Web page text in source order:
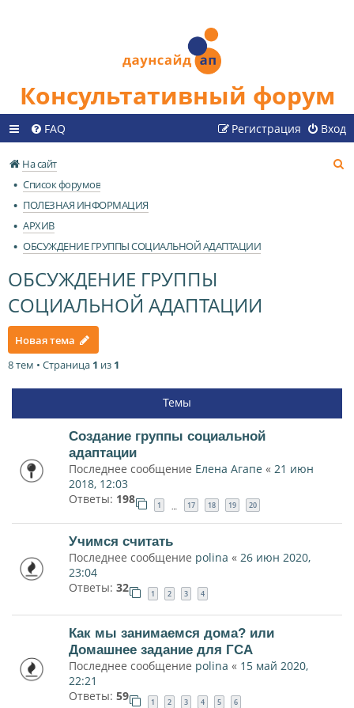
Консультативный форум
FAQ Вход
Регистрация
На сайт
Список форумов
ПОЛЕЗНАЯ ИНФОРМАЦИЯ
АРХИВ
ОБСУЖДЕНИЕ ГРУППЫ СОЦИАЛЬНОЙ АДАПТАЦИИ
ОБСУЖДЕНИЕ ГРУППЫ
СОЦИАЛЬНОЙ АДАПТАЦИИ
Новая тема
8 тем • Страница 1 из 1
Темы
Создание группы социальной
адаптации
Последнее сообщение Елена Агапе « 21 июн
2018, 12:03
Ответы: 198 1 … 17 18 19 20
Учимся считать
Последнее сообщение polina « 26 июн 2020,
23:04
Ответы: 32 1 2 3 4
Как мы занимаемся дома? или
Домашнее задание для ГСА
Последнее сообщение polina « 15 май 2020,
22:21
Ответы: 59 1 2 3 4 5 6